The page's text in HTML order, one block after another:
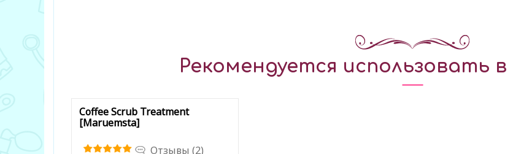
Рекомендуется использовать
Coffee Scrub Treatment
[Maruemsta]
Отзывы (2)